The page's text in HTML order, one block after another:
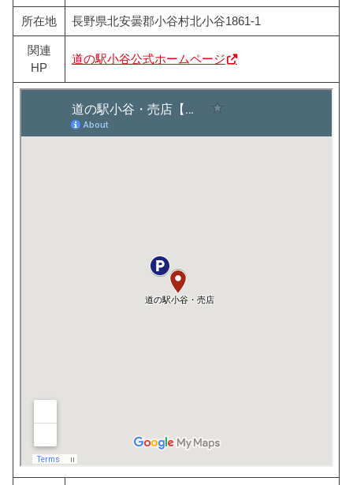
所在地 長野県北安曇郡小谷村北小谷1861-1
関連
HP
道の駅小谷公式ホームページ